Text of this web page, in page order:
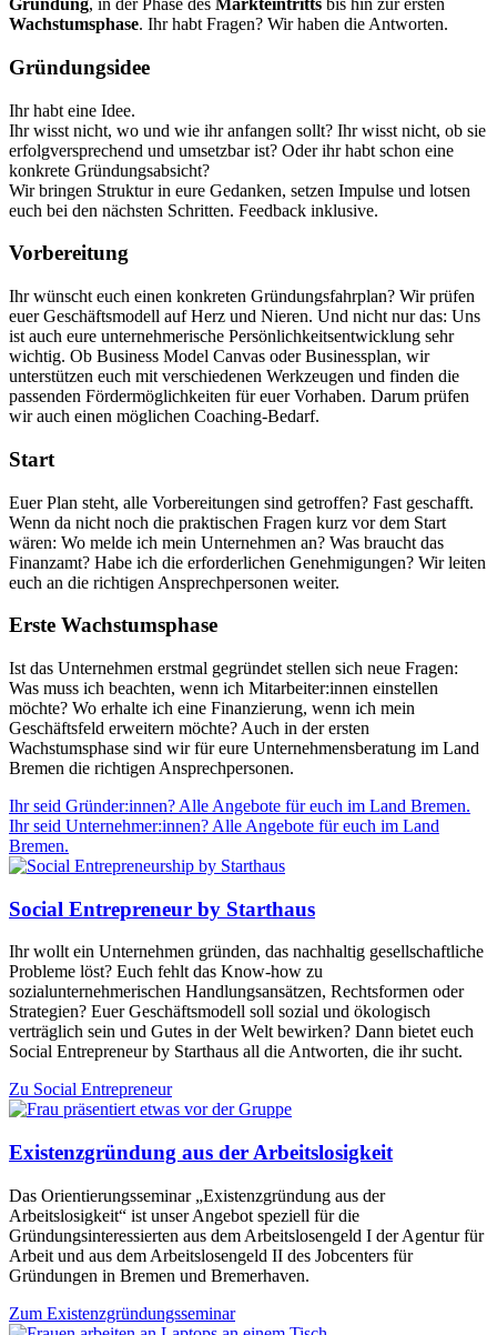
Gründung, in der Phase des Markteintritts bis hin zur ersten
Wachstumsphase. Ihr habt Fragen? Wir haben die Antworten.
Gründungsidee
Ihr habt eine Idee.
Ihr wisst nicht, wo und wie ihr anfangen sollt? Ihr wisst nicht, ob sie
erfolgversprechend und umsetzbar ist? Oder ihr habt schon eine
konkrete Gründungsabsicht?
Wir bringen Struktur in eure Gedanken, setzen Impulse und lotsen
euch bei den nächsten Schritten. Feedback inklusive.
Vorbereitung
Ihr wünscht euch einen konkreten Gründungsfahrplan? Wir prüfen
euer Geschäftsmodell auf Herz und Nieren. Und nicht nur das: Uns
ist auch eure unternehmerische Persönlichkeitsentwicklung sehr
wichtig. Ob Business Model Canvas oder Businessplan, wir
unterstützen euch mit verschiedenen Werkzeugen und finden die
passenden Fördermöglichkeiten für euer Vorhaben. Darum prüfen
wir auch einen möglichen Coaching-Bedarf.
Start
Euer Plan steht, alle Vorbereitungen sind getroffen? Fast geschafft.
Wenn da nicht noch die praktischen Fragen kurz vor dem Start
wären: Wo melde ich mein Unternehmen an? Was braucht das
Finanzamt? Habe ich die erforderlichen Genehmigungen? Wir leiten
euch an die richtigen Ansprechpersonen weiter.
Erste Wachstumsphase
Ist das Unternehmen erstmal gegründet stellen sich neue Fragen:
Was muss ich beachten, wenn ich Mitarbeiter:innen einstellen
möchte? Wo erhalte ich eine Finanzierung, wenn ich mein
Geschäftsfeld erweitern möchte? Auch in der ersten
Wachstumsphase sind wir für eure Unternehmensberatung im Land
Bremen die richtigen Ansprechpersonen.
Ihr seid Gründer:innen? Alle Angebote für euch im Land Bremen.
Ihr seid Unternehmer:innen? Alle Angebote für euch im Land
Bremen.
Social Entrepreneur by Starthaus
Ihr wollt ein Unternehmen gründen, das nachhaltig gesellschaftliche
Probleme löst? Euch fehlt das Know-how zu
sozialunternehmerischen Handlungsansätzen, Rechtsformen oder
Strategien? Euer Geschäftsmodell soll sozial und ökologisch
verträglich sein und Gutes in der Welt bewirken? Dann bietet euch
Social Entrepreneur by Starthaus all die Antworten, die ihr sucht.
Zu Social Entrepreneur
Existenzgründung aus der Arbeitslosigkeit
Das Orientierungsseminar „Existenzgründung aus der
Arbeitslosigkeit“ ist unser Angebot speziell für die
Gründungsinteressierten aus dem Arbeitslosengeld I der Agentur für
Arbeit und aus dem Arbeitslosengeld II des Jobcenters für
Gründungen in Bremen und Bremerhaven.
Zum Existenzgründungsseminar